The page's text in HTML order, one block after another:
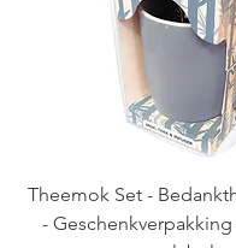
Theemok Set -
-